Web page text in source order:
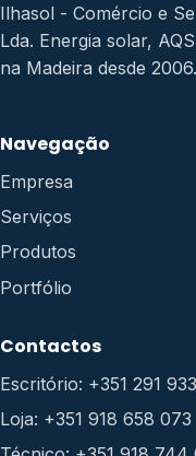
Ilhasol - Comércio e
Lda. Energia solar,
na Madeira desde 2006.
Navegação
Empresa
Serviços
Produtos
Portfólio
Contactos
Escritório: +351 291
Loja: +351 918 658 073